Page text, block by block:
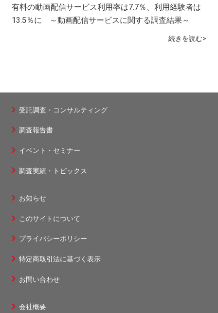
有料の動画配信サービス利用率は7.7％、利用経験者は
13.5％に ～動画配信サービスに関する調査結果～
続きを読む>
ッ
タ
1
受託調査・コンサルティング
調査報告書
イベント・セミナー
調査実績・トピックス
ッ
タ
2
お知らせ
このサイトについて
プライバシーポリシー
特定商取引法に基づく表示
お問い合わせ
会社概要